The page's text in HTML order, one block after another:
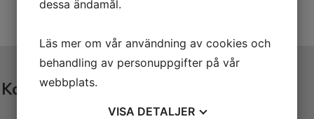
Kort om oss
dessa ändamål.
Läs mer om vår användning av cookies och
behandling av personuppgifter på vår
webbplats.
VISA DETALJER